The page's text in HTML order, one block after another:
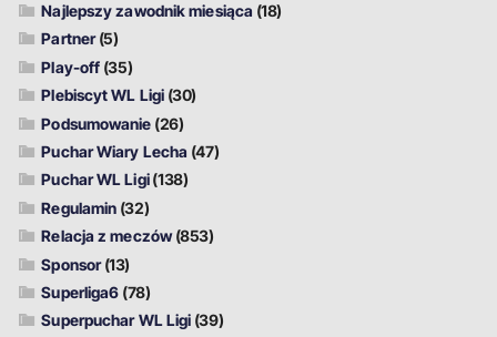
Najlepszy zawodnik miesiąca (18)
Partner(5)
Play-off (35)
Plebiscyt WL Ligi (30)
Podsumowanie (26)
Puchar Wiary Lecha (47)
Puchar WL Ligi(138)
Regulamin (32)
Relacja z meczów(853)
Sponsor(13)
Superliga6 (78)
Superpuchar WL Ligi (39)